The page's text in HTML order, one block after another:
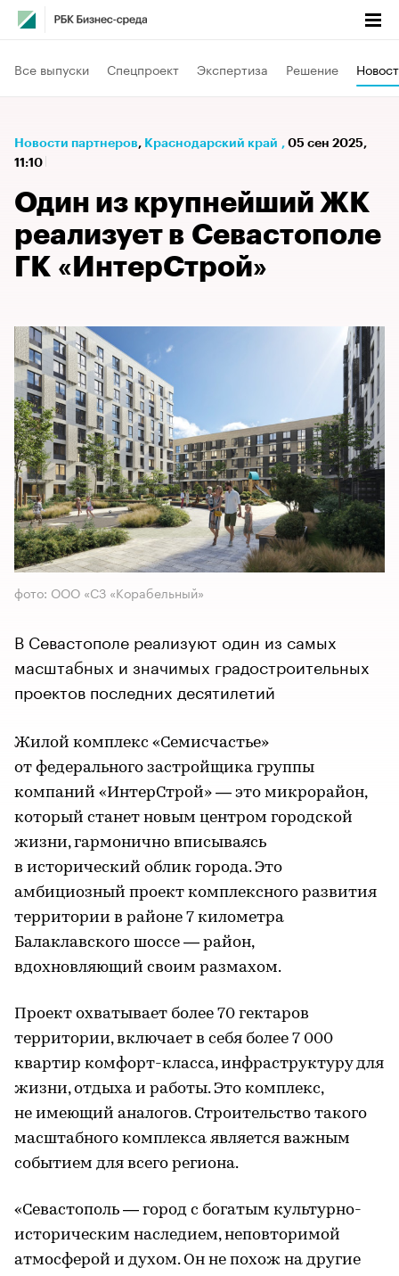
Все выпуски Спецпроект Экспертиза Решение
Новости партнеров⁠, Краснодарский край , 05 сен 2025,
11:10
Один из крупнейший ЖК
реализует в Севастополе
ГК «ИнтерСтрой»
фото: ООО «СЗ «Корабельный»
В Севастополе реализуют один из самых
масштабных и значимых градостроительных
проектов последних десятилетий
Жилой комплекс «Семисчастье»
от федерального застройщика группы
компаний «ИнтерСтрой» — это микрорайон,
который станет новым центром городской
жизни, гармонично вписываясь
в исторический облик города. Это
амбициозный проект комплексного развития
территории в районе 7 километра
Балаклавского шоссе — район,
вдохновляющий своим размахом.
Проект охватывает более 70 гектаров
территории, включает в себя более 7 000
квартир комфорт-класса, инфраструктуру для
жизни, отдыха и работы. Это комплекс,
не имеющий аналогов. Строительство такого
масштабного комплекса является важным
событием для всего региона.
«Севастополь — город с богатым культурно-
историческим наследием, неповторимой
атмосферой и духом. Он не похож на другие